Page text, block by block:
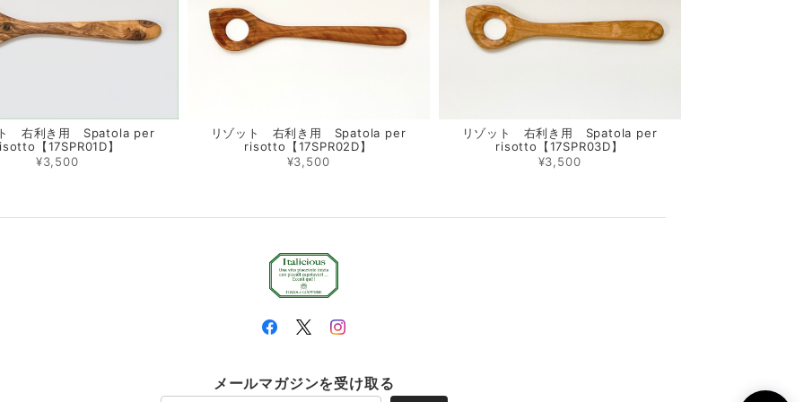
右利き用 Spatola per
【17SPR01D】
¥3,500
リゾット 右利き用 Spatola per
risotto【17SPR02D】
¥3,500
リゾット 右利き用 Spatola per
risotto【17SPR03D】
¥3,500
メールマガジンを受け取る